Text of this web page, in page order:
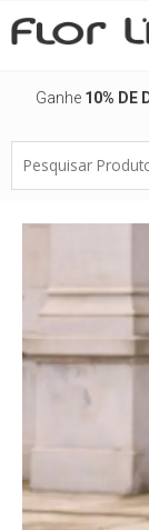
para
Ganhe 10% DE
Produtos